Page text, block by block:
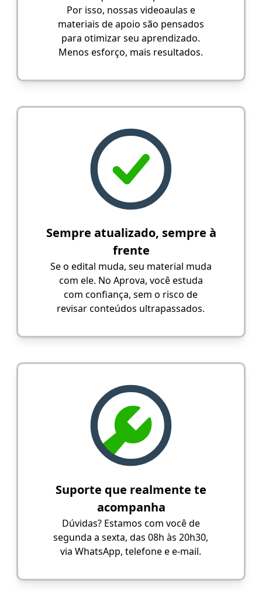
Por isso, nossas videoaulas e
materiais de apoio são pensados
para otimizar seu aprendizado.
Menos esforço, mais resultados.
Sempre atualizado, sempre à
frente
Se o edital muda, seu material muda
com ele. No Aprova, você estuda
com confiança, sem o risco de
revisar conteúdos ultrapassados.
Suporte que realmente te
acompanha
Dúvidas? Estamos com você de
segunda a sexta, das 08h às 20h30,
via WhatsApp, telefone e e-mail.